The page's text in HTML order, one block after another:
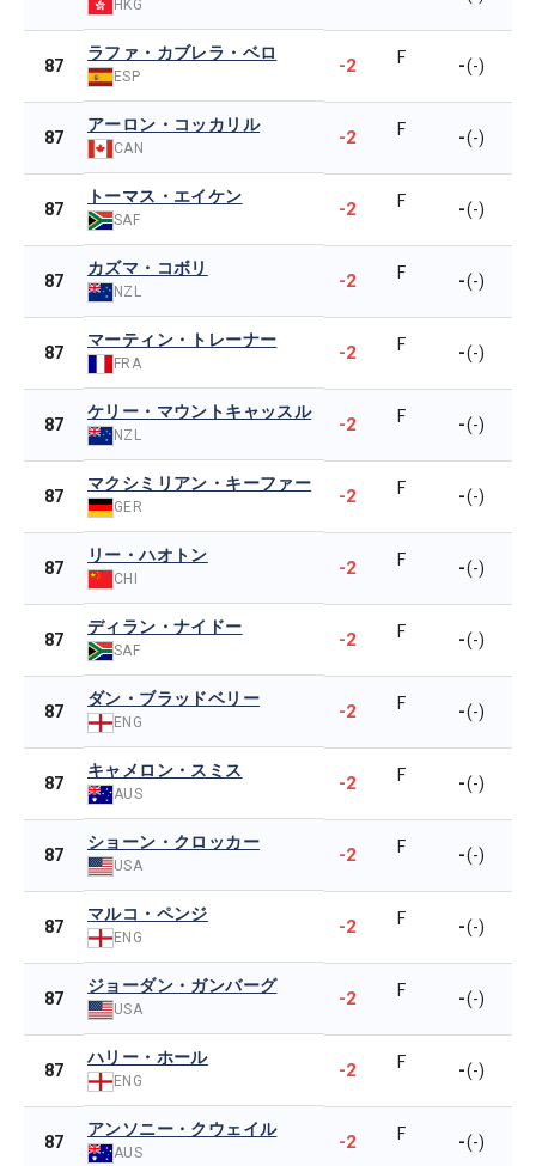
HKG
87
ラファ・カブレラ・ベロ
ESP -2 F -(-)
87
アーロン・コッカリル
CAN -2 F -(-)
87
トーマス・エイケン
SAF -2 F -(-)
87
カズマ・コボリ
NZL -2 F -(-)
87
マーティン・トレーナー
FRA -2 F -(-)
87
ケリー・マウントキャッスル
NZL -2 F -(-)
87
マクシミリアン・キーファー
GER -2 F -(-)
87
リー・ハオトン
CHI -2 F -(-)
87
ディラン・ナイドー
SAF -2 F -(-)
87
ダン・ブラッドベリー
ENG -2 F -(-)
87
キャメロン・スミス
AUS -2 F -(-)
87
ショーン・クロッカー
USA -2 F -(-)
87
マルコ・ペンジ
ENG -2 F -(-)
87
ジョーダン・ガンバーグ
USA -2 F -(-)
87
ハリー・ホール
ENG -2 F -(-)
87
アンソニー・クウェイル
AUS -2 F -(-)